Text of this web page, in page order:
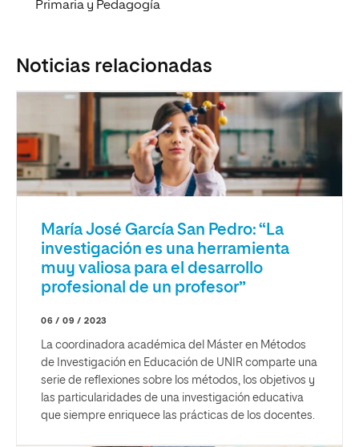
Primaria y Pedagogía
Noticias relacionadas
María José García San Pedro: “La
investigación es una herramienta
muy valiosa para el desarrollo
profesional de un profesor”
06 / 09 / 2023
La coordinadora académica del Máster en Métodos
de Investigación en Educación de UNIR comparte una
serie de reflexiones sobre los métodos, los objetivos y
las particularidades de una investigación educativa
que siempre enriquece las prácticas de los docentes.